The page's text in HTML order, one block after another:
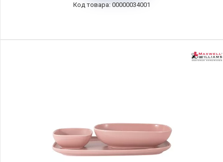
00000034001